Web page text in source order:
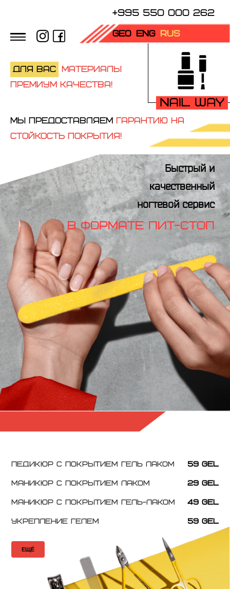
+995 550 000 262
GEO ENG RUS
Для вас материалы
премиум качества!
Мы предоставляем гарантию на
стойкость покрытия!
Быстрый и
качественный
ногтевой сервис
В ФОРМАТЕ ПИТ-СТОП
Педикюр с покрытием гель лаком 59 GEL
Маникюр с покрытием лаком 29 GEL
Маникюр с покрытием гель-лаком 49 GEL
Укрепление гелем 59 GEL
ЕЩЁ